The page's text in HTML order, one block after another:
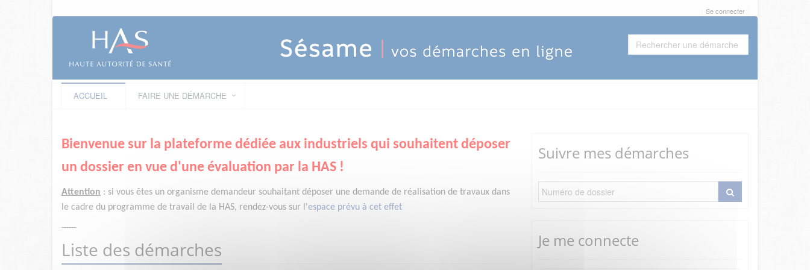
Se connecter
ACCUEIL FAIRE UNE DÉMARCHE
Bienvenue sur la plateforme dédiée aux industriels qui souhaitent déposer
un dossier en vue d'une évaluation par la HAS !
Attention : si vous êtes un organisme demandeur souhaitant déposer une demande de réalisation de travaux dans
le cadre du programme de travail de la HAS, rendez-vous sur l'espace prévu à cet effet
------
Liste des démarches
Suivre mes démarches
Je me connecte